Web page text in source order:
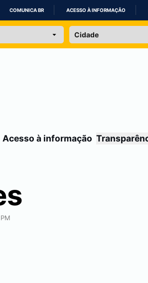
IR
COMUNICA BR ACESSO À INFORMAÇÃO
Acesso à informação